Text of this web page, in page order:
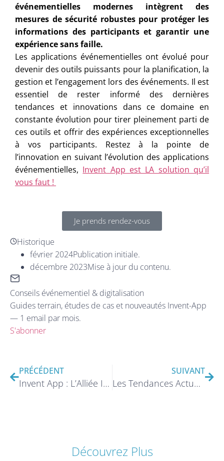
événementielles modernes intègrent des
mesures de sécurité robustes pour protéger les
informations des participants et garantir une
expérience sans faille.
Les applications événementielles ont évolué pour
devenir des outils puissants pour la planification, la
gestion et l’engagement lors des événements. Il est
essentiel de rester informé des dernières
tendances et innovations dans ce domaine en
constante évolution pour tirer pleinement parti de
ces outils et offrir des expériences exceptionnelles
à vos participants. Restez à la pointe de
l’innovation en suivant l’évolution des applications
événementielles, Invent App est LA solution qu’il
vous faut !
Je prends rendez-vous
Historique
février 2024Publication initiale.
décembre 2023Mise à jour du contenu.
Conseils événementiel & digitalisation
Guides terrain, études de cas et nouveautés Invent-App
— 1 email par mois.
S'abonner
PRÉCÉDENT
Invent App : L’Alliée Incontournable pour un Événement Mémorable
SUIVANT
Les Tendances Actuelles en Matière d’Applications Événementielles tout-en-un
Découvrez Plus